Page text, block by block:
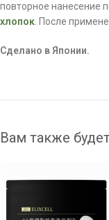
повторное нанесение
хлопок. После
Сделано в Японии.
Вам также